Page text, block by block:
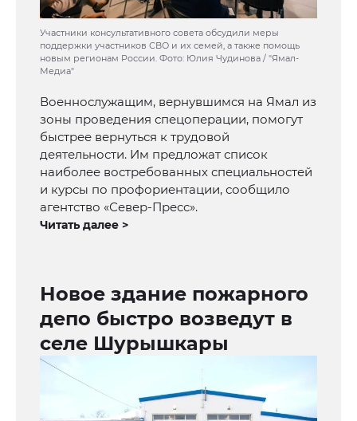
Участники консультативного совета обсудили меры
поддержки участников СВО и их семей, а также помощь
новым регионам России. Фото: Юлия Чудинова / "Ямал-
Медиа"
Военнослужащим, вернувшимся на Ямал из
зоны проведения спецоперации, помогут
быстрее вернуться к трудовой
деятельности. Им предложат список
наиболее востребованных специальностей
и курсы по профориентации, сообщило
агентство «Север-Пресс».
Читать далее >
Новое здание пожарного
депо быстро возведут в
селе Шурышкары